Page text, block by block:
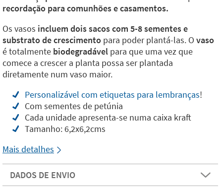
recordação para comunhões e casamentos.
Os vasos incluem dois sacos com 5-8 sementes e
substrato de crescimento para poder plantá-las. O vaso
é totalmente biodegradável para que uma vez que
comece a crescer a planta possa ser plantada
diretamente num vaso maior.
Personalizável com etiquetas para lembranças!
Com sementes de petúnia
Cada unidade apresenta-se numa caixa kraft
Tamanho: 6,2x6,2cms
Mais detalhes
DADOS DE ENVIO